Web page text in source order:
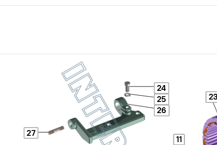
11
23
24
25
26
27
консультанту
Обратитесь к
консультанту
Наличие
Обратитесь к
консультанту